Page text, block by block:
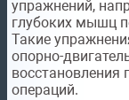
упражнений,
глубоких мышц
Такие
опорно-
восстановления
операций.